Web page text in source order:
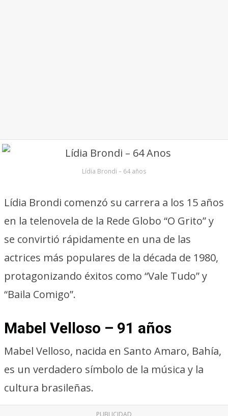
Lídia Brondi – 64 años
Lídia Brondi comenzó su carrera a los 15 años
en la telenovela de la Rede Globo “O Grito” y
se convirtió rápidamente en una de las
actrices más populares de la década de 1980,
protagonizando éxitos como “Vale Tudo” y
“Baila Comigo”.
Mabel Velloso – 91 años
Mabel Velloso, nacida en Santo Amaro, Bahía,
es un verdadero símbolo de la música y la
cultura brasileñas.
PUBLICIDAD